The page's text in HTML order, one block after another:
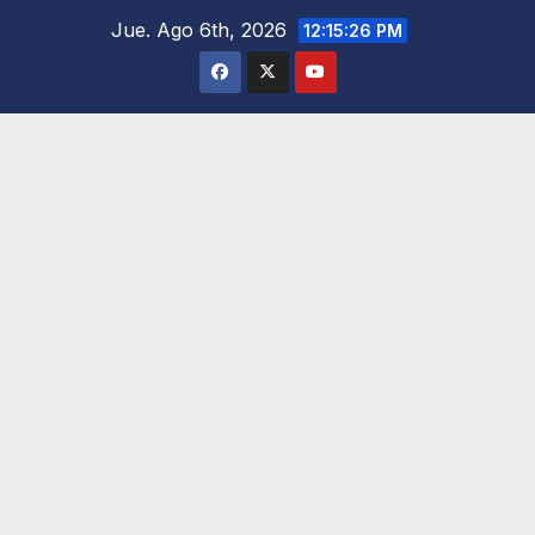
Jue. Ago 6th, 2026 12:15:27 PM